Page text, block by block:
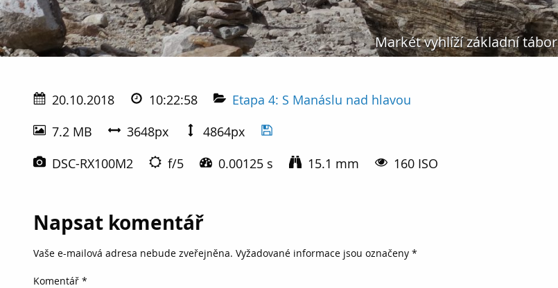
Markét vyhlíží základní tábor
20.10.2018 10:22:58
Etapa 4: S Manáslu nad hlavou
7.2 MB
3648px
4864px
DSC-RX100M2
f/5 0.00125 s 15.1 mm 160 ISO
Napsat komentář
Vaše e-mailová adresa nebude zveřejněna. Vyžadované informace jsou označeny *
Komentář *